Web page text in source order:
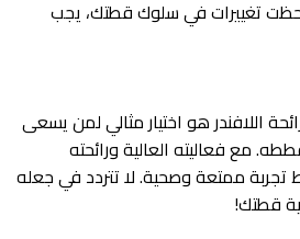
تغييرات في سلوك قطتك، يجب
اللافندر هو اختيار مثالي لمن يسعى
مع فعاليته العالية ورائحته
ممتعة وصحية. لا تتردد في جعله
قطتك!